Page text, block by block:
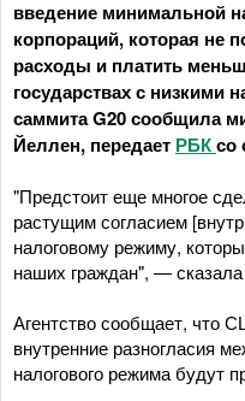
введение минимальной
корпораций, которая не
расходы и платить
государствах с низкими
саммита G20 сообщила
Йеллен, передает РБКсо
"Предстоит еще многое
растущим согласием
налоговому режиму,
наших граждан", — сказала
Агентство сообщает, что
внутренние разногласия
налогового режима будут